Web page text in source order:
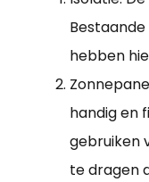
hebben
handig en
gebruiken
te dragen